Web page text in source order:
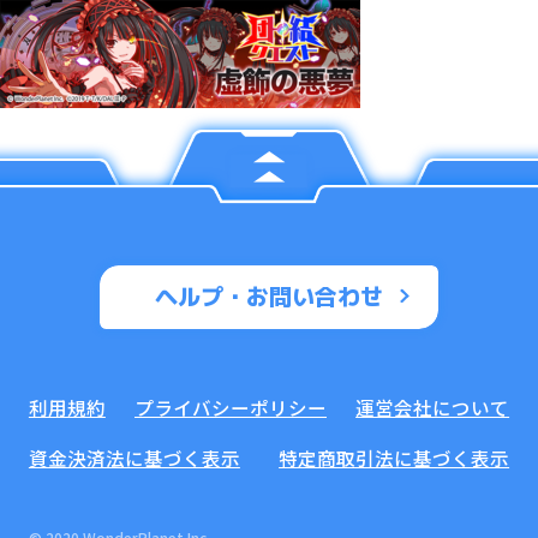
ヘルプ・お問い合わせ
利用規約 プライバシーポリシー
運営会社について
資金決済法に基づく表示
特定商取引法に基づく表示